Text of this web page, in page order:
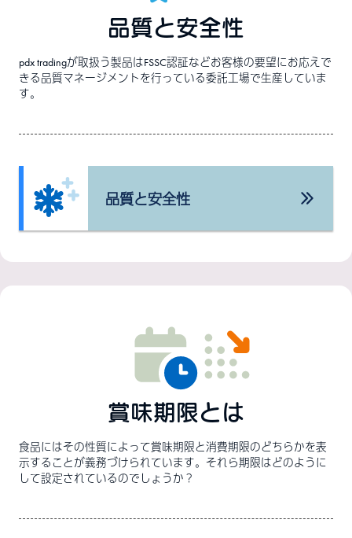
品質と安全性
pdx tradingが取扱う製品はFSSC認証などお客様の要望にお応えで
きる品質マネージメントを行っている委託工場で生産していま
す。
品質と安全性
賞味期限とは
食品にはその性質によって賞味期限と消費期限のどちらかを表
示することが義務づけられています。それら期限はどのように
して設定されているのでしょうか？